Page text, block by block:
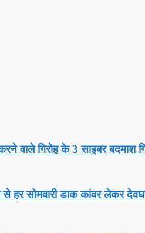
वाले गिरोह के 3 साइबर बदमाश
हर सोमवारी डाक कांवर लेकर